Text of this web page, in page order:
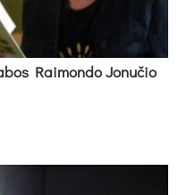
Rai­mon­do Jo­nu­čio